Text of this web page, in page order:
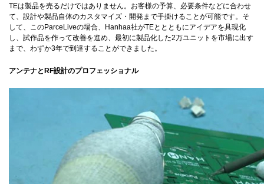
TEは製品を売るだけではありません。お客様の予算、必要条件などに合わせ
て、設計や製品自体のカスタマイズ・開発まで手掛けることが可能です。そ
して、このParceLiveの場合、Hanhaa社がTEととともにアイデアを具現化
し、試作品を作って改善を進め、最初に製品化した2万ユニットを市場に出す
まで、わずか3年で到達することができました。
アンテナとRF設計のプロフェッショナル